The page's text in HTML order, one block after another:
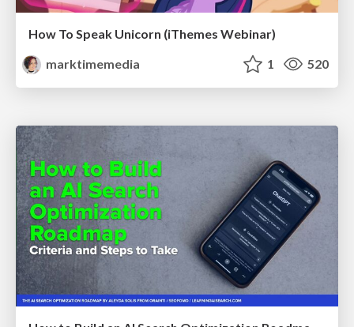
How To Speak Unicorn (iThemes Webinar)
marktimemedia
1 520